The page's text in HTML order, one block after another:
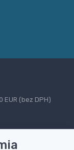
EUR (bez DPH)